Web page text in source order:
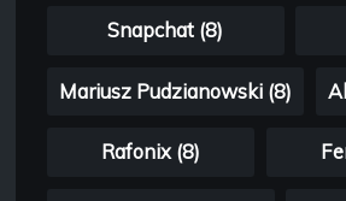
Snapchat (8)
Mariusz Pudzianowski (8)
Rafonix (8)